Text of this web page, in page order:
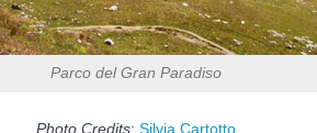
Parco del Gran Paradiso
Photo Credits: Silvia Cartotto